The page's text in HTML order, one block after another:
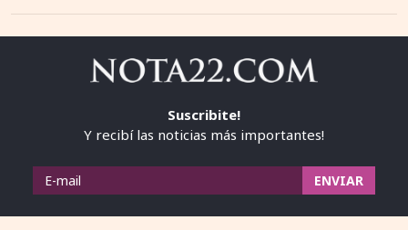
Suscribite!
Y recibí las noticias más importantes!